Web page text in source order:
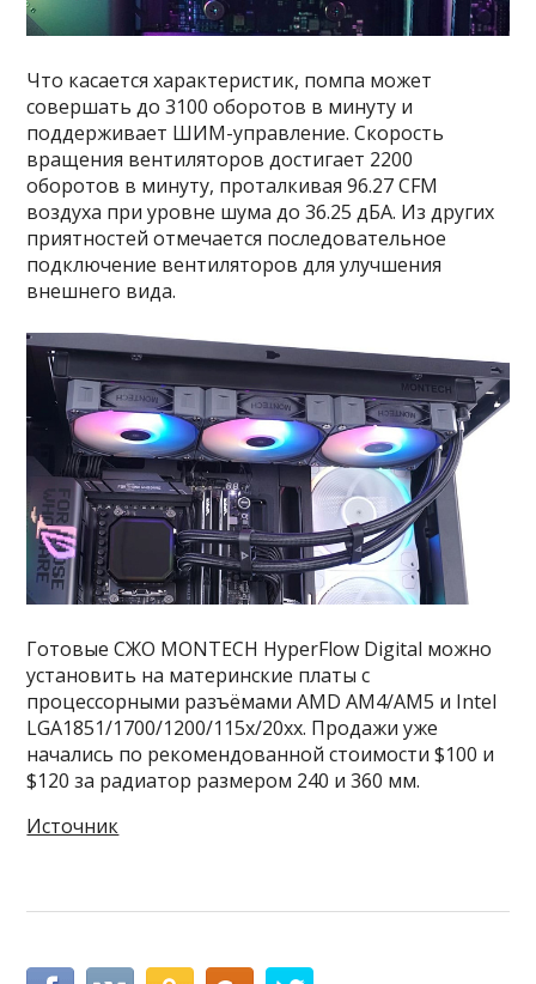
Что касается характеристик, помпа может
совершать до 3100 оборотов в минуту и
поддерживает ШИМ-управление. Скорость
вращения вентиляторов достигает 2200
оборотов в минуту, проталкивая 96.27 CFM
воздуха при уровне шума до 36.25 дБА. Из других
приятностей отмечается последовательное
подключение вентиляторов для улучшения
внешнего вида.
Готовые СЖО MONTECH HyperFlow Digital можно
установить на материнские платы с
процессорными разъёмами AMD AM4/AM5 и Intel
LGA1851/1700/1200/115x/20xx. Продажи уже
начались по рекомендованной стоимости $100 и
$120 за радиатор размером 240 и 360 мм.
Источник